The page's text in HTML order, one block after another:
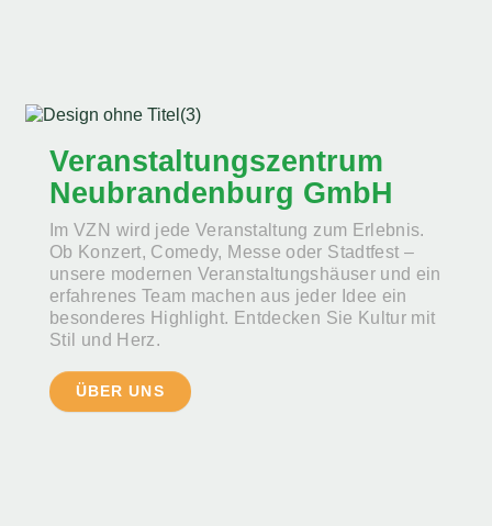
Veranstaltungszentrum
Neubrandenburg GmbH
Im VZN wird jede Veranstaltung zum Erlebnis.
Ob Konzert, Comedy, Messe oder Stadtfest –
unsere modernen Veranstaltungshäuser und ein
erfahrenes Team machen aus jeder Idee ein
besonderes Highlight. Entdecken Sie Kultur mit
Stil und Herz.
ÜBER UNS